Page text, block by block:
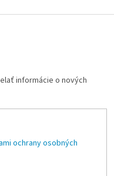
informácie o nových
ochrany osobných